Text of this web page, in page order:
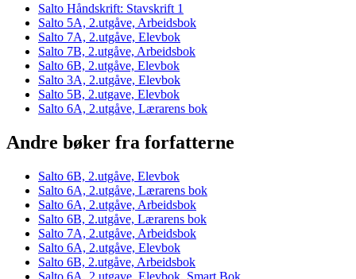
Salto Håndskrift: Stavskrift 1
Salto 5A, 2.utgåve, Arbeidsbok
Salto 7A, 2.utgåve, Elevbok
Salto 7B, 2.utgåve, Arbeidsbok
Salto 6B, 2.utgåve, Elevbok
Salto 3A, 2.utgåve, Elevbok
Salto 5B, 2.utgave, Elevbok
Salto 6A, 2.utgåve, Lærarens bok
Andre bøker fra forfatterne
Salto 6B, 2.utgåve, Elevbok
Salto 6A, 2.utgåve, Lærarens bok
Salto 6A, 2.utgåve, Arbeidsbok
Salto 6B, 2.utgåve, Lærarens bok
Salto 7A, 2.utgåve, Arbeidsbok
Salto 6A, 2.utgåve, Elevbok
Salto 6B, 2.utgåve, Arbeidsbok
Salto 6A, 2.utgave, Elevbok, Smart Bok